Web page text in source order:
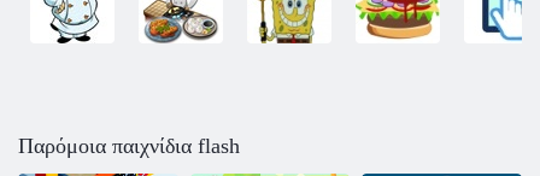
Παρόμοια παιχνίδια flash